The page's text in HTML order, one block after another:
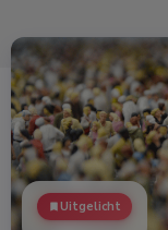
Uitgelicht